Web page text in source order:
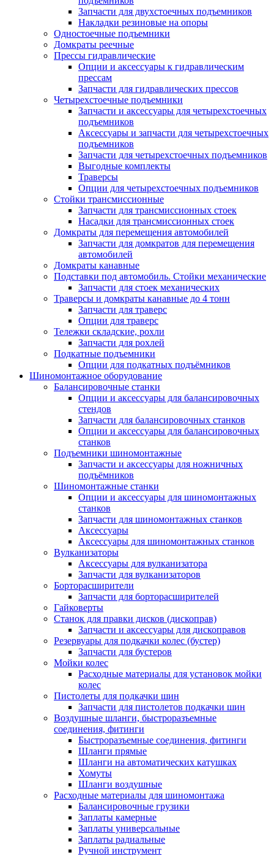
Запчасти для двухстоечных подъемников
Накладки резиновые на опоры
Одностоечные подъемники
Домкраты реечные
Прессы гидравлические
Опции и аксессуары к гидравлическим
прессам
Запчасти для гидравлических прессов
Четырехстоечные подъемники
Запчасти и аксессуары для четырехстоечных
подъемников
Аксессуары и запчасти для четырехстоечных
подъемников
Запчасти для четырехстоечных подъемников
Выгодные комплекты
Траверсы
Опции для четырехстоечных подъемников
Стойки трансмиссионные
Запчасти для трансмиссионных стоек
Насадки для трансмиссионных стоек
Домкраты для перемещения автомобилей
Запчасти для домкратов для перемещения
автомобилей
Домкраты канавные
Подставки под автомобиль. Стойки механические
Запчасти для стоек механических
Траверсы и домкраты канавные до 4 тонн
Запчасти для траверс
Опции для траверс
Тележки складские, рохли
Запчасти для рохлей
Подкатные подъемники
Опции для подкатных подъёмников
Шиномонтажное оборудование
Балансировочные станки
Опции и аксессуары для балансировочных
стендов
Запчасти для балансировочных станков
Опции и аксессуары для балансировочных
станков
Подъемники шиномонтажные
Запчасти и аксессуары для ножничных
подъёмников
Шиномонтажные станки
Опции и аксессуары для шиномонтажных
станков
Запчасти для шиномонтажных станков
Аксессуары
Аксессуары для шиномонтажных станков
Вулканизаторы
Аксессуары для вулканизатора
Запчасти для вулканизаторов
Борторасширители
Запчасти для борторасширителей
Гайковерты
Станок для правки дисков (дископрав)
Запчасти и аксессуары для дископравов
Резервуары для подкачки колес (бустер)
Запчасти для бустеров
Мойки колес
Расходные материалы для установок мойки
колес
Пистолеты для подкачки шин
Запчасти для пистолетов подкачки шин
Воздушные шланги, быстроразъемные
соединения, фитинги
Быстроразъемные соединения, фитинги
Шланги прямые
Шланги на автоматических катушках
Хомуты
Шланги воздушные
Расходные материалы для шиномонтажа
Балансировочные грузики
Заплаты камерные
Заплаты универсальные
Заплаты радиальные
Ручной инструмент